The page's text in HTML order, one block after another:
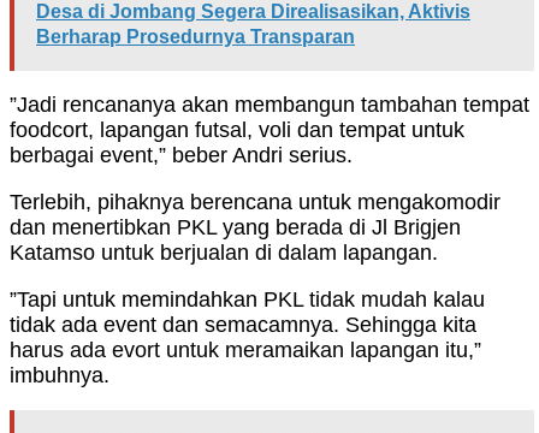
Desa di Jombang Segera Direalisasikan, Aktivis
Berharap Prosedurnya Transparan
”Jadi rencananya akan membangun tambahan tempat
foodcort, lapangan futsal, voli dan tempat untuk
berbagai event,” beber Andri serius.
Terlebih, pihaknya berencana untuk mengakomodir
dan menertibkan PKL yang berada di Jl Brigjen
Katamso untuk berjualan di dalam lapangan.
”Tapi untuk memindahkan PKL tidak mudah kalau
tidak ada event dan semacamnya. Sehingga kita
harus ada evort untuk meramaikan lapangan itu,”
imbuhnya.